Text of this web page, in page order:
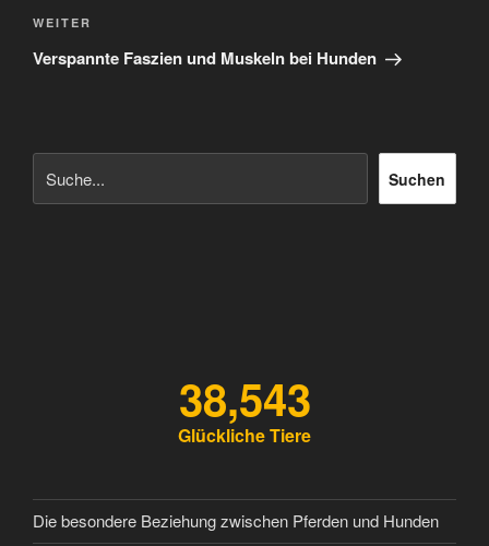
Nächster
Beitrag
WEITER
Verspannte Faszien und Muskeln bei Hunden
Suchen
38,543
Glückliche Tiere
Die besondere Beziehung zwischen Pferden und Hunden